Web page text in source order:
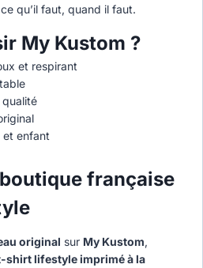
qu’il faut, quand il faut.
My Kustom ?
et respirant
et enfant
française
original sur My Kustom,
shirt lifestyle imprimé à la